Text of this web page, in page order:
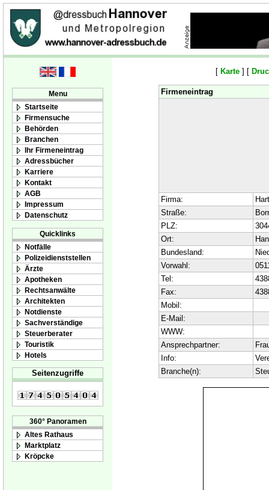
Menu
Startseite
Firmensuche
Behörden
Branchen
Ihr Firmeneintrag
Adressbücher
Karriere
Kontakt
AGB
Impressum
Datenschutz
Quicklinks
Notfälle
Polizeidienststellen
Ärzte
Apotheken
Rechtsanwälte
Architekten
Notdienste
Sachverständige
Steuerberater
Touristik
Hotels
Seitenzugriffe
360° Panoramen
Altes Rathaus
Marktplatz
Kröpcke
[ Karte ] [
Firmeneintrag
Firma:
Straße:
PLZ:
Ort:
Bundesland:
Vorwahl:
Tel:
Fax:
Mobil:
E-Mail:
WWW:
Ansprechpartner:
Info:
Branche(n):